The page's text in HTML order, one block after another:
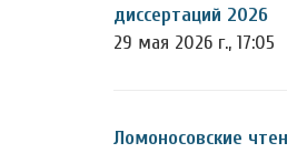
диссертаций 2026
29 мая 2026 г., 17:05
Ломоносовские